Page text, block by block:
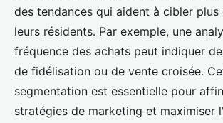
des tendances qui aident à cibler
leurs résidents. Par exemple, une
fréquence des achats peut indiquer
de fidélisation ou de vente croisée.
segmentation est essentielle pour
stratégies de marketing et maximiser